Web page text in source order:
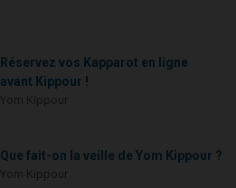
Réservez vos Kapparot en ligne
avant Kippour !
Que fait-on la veille de Yom Kippour ?